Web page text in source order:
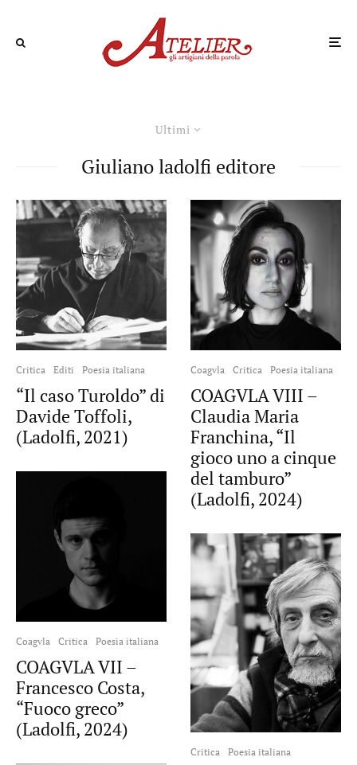
Ultimi
Giuliano ladolfi editore
Critica Editi Poesia italiana
“Il caso Turoldo” di
Davide Toffoli,
(Ladolfi, 2021)
Coagvla Critica Poesia italiana
COAGVLA VII –
Francesco Costa,
“Fuoco greco”
(Ladolfi, 2024)
Coagvla Critica Poesia italiana
COAGVLA VIII –
Claudia Maria
Franchina, “Il
gioco uno a cinque
del tamburo”
(Ladolfi, 2024)
Critica Poesia italiana